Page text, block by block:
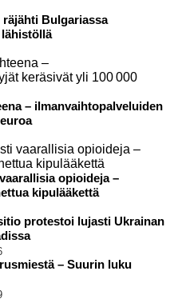
Bulgariassa
– ilmanvaihtopalveluiden
opioideja –
kipulääkettä
protestoi lujasti Ukrainan
– Suurin luku